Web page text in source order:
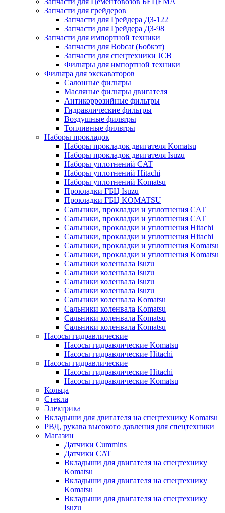
Запчасти для грейдеров
Запчасти для Грейдера ДЗ-122
Запчасти для Грейдера ДЗ-98
Запчасти для импортной техники
Запчасти для Bobcat (Бобкэт)
Запчасти для спецтехники JCB
Фильтры для импортной техники
Фильтра для экскаваторов
Салонные фильтры
Масляные фильтры двигателя
Антикоррозийные фильтры
Гидравлические фильтры
Воздушные фильтры
Топливные фильтры
Наборы прокладок
Наборы прокладок двигателя Komatsu
Наборы прокладок двигателя Isuzu
Наборы уплотнений CAT
Наборы уплотнений Hitachi
Наборы уплотнений Komatsu
Прокладки ГБЦ Isuzu
Прокладки ГБЦ KOMATSU
Сальники, прокладки и уплотнения CAT
Сальники, прокладки и уплотнения CAT
Сальники, прокладки и уплотнения Hitachi
Сальники, прокладки и уплотнения Hitachi
Сальники, прокладки и уплотнения Komatsu
Сальники, прокладки и уплотнения Komatsu
Сальники коленвала Isuzu
Сальники коленвала Isuzu
Сальники коленвала Isuzu
Сальники коленвала Isuzu
Сальники коленвала Komatsu
Сальники коленвала Komatsu
Сальники коленвала Komatsu
Сальники коленвала Komatsu
Насосы гидравлические
Насосы гидравлические Komatsu
Насосы гидравлические Hitachi
Насосы гидравлические
Насосы гидравлические Hitachi
Насосы гидравлические Komatsu
Кольца
Стекла
Электрика
Вкладыши для двигателя на спецтехнику Komatsu
РВД, рукава высокого давления для спецтехники
Магазин
Датчики Cummins
Датчики CAT
Вкладыши для двигателя на спецтехнику
Komatsu
Вкладыши для двигателя на спецтехнику
Komatsu
Вкладыши для двигателя на спецтехнику
Isuzu